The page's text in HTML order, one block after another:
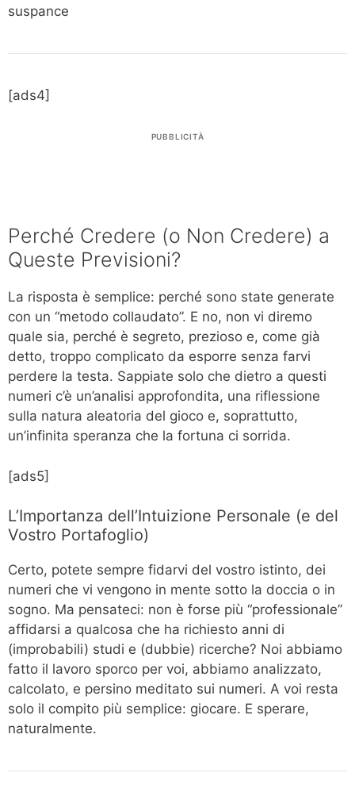
suspance
[ads4]
PUBBLICITÀ
Perché Credere (o Non Credere) a
Queste Previsioni?
La risposta è semplice: perché sono state generate
con un “metodo collaudato”. E no, non vi diremo
quale sia, perché è segreto, prezioso e, come già
detto, troppo complicato da esporre senza farvi
perdere la testa. Sappiate solo che dietro a questi
numeri c’è un’analisi approfondita, una riflessione
sulla natura aleatoria del gioco e, soprattutto,
un’infinita speranza che la fortuna ci sorrida.
[ads5]
L’Importanza dell’Intuizione Personale (e del
Vostro Portafoglio)
Certo, potete sempre fidarvi del vostro istinto, dei
numeri che vi vengono in mente sotto la doccia o in
sogno. Ma pensateci: non è forse più “professionale”
affidarsi a qualcosa che ha richiesto anni di
(improbabili) studi e (dubbie) ricerche? Noi abbiamo
fatto il lavoro sporco per voi, abbiamo analizzato,
calcolato, e persino meditato sui numeri. A voi resta
solo il compito più semplice: giocare. E sperare,
naturalmente.